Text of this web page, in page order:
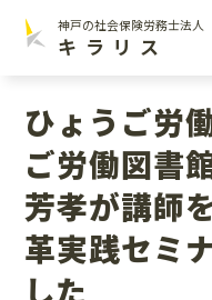
神戸の社会保険労務士法人
キラリス
ひょうご労
ご労働図書
芳孝が講師
革実践セミ
した